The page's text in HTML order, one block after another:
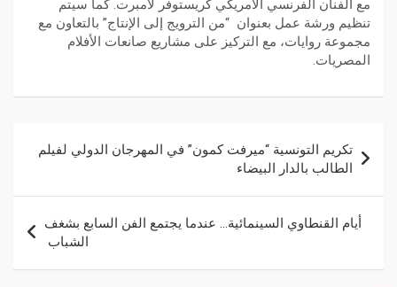
مع الفنان الفرنسي الأمريكي كريستوفر لامبرت. كما سيتم
تنظيم ورشة عمل بعنوان “من الترويج إلى الإنتاج” بالتعاون مع
مجموعة روايات، مع التركيز على مشاريع صانعات الأفلام
المصريات.
تكريم التونسية “ميرفت كمون” في المهرجان الدولي لفيلم
الطالب بالدار البيضاء
أيام القنطاوي السينمائية… عندما يجتمع الفن السابع بشغف
الشباب